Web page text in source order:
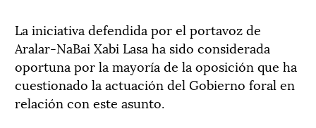
La iniciativa defendida por el portavoz de
Aralar-NaBai Xabi Lasa ha sido considerada
oportuna por la mayoría de la oposición que ha
cuestionado la actuación del Gobierno foral en
relación con este asunto.